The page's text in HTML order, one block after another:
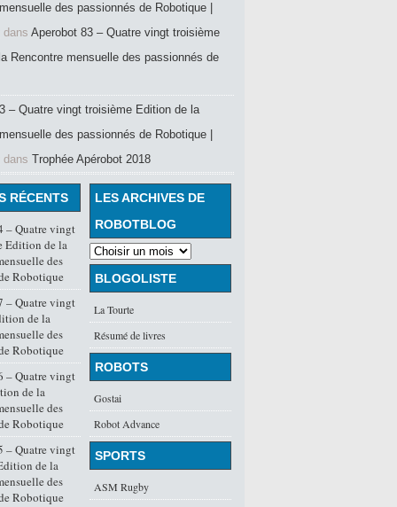
des passionnés de Robotique |
dans Aperobot 83 – Quatre vingt troisième
Rencontre mensuelle des passionnés de
– Quatre vingt troisième Edition de la
des passionnés de Robotique |
dans Trophée Apérobot 2018
LES ARCHIVES DE
ROBOTBLOG
BLOGOLISTE
La Tourte
Résumé de livres
ROBOTS
Gostai
Robot Advance
SPORTS
ASM Rugby
RÉCENTS
– Quatre vingt
Edition de la
des
Robotique
– Quatre vingt
de la
des
Robotique
– Quatre vingt
de la
des
Robotique
– Quatre vingt
de la
des
Robotique